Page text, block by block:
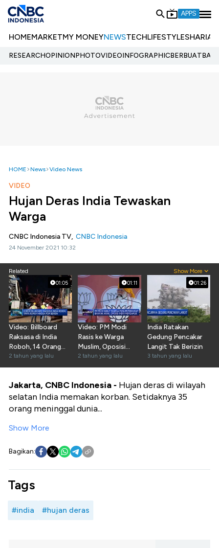
APPS
HOMEMARKETMY MONEYNEWSTECHLIFESTYLESHARIA
RESEARCHOPINIONPHOTOVIDEOINFOGRAPHIC
HOME News Video News
VIDEO
Hujan Deras India Tewaskan
Warga
CNBC Indonesia TV, CNBC Indonesia
24 November 2021 10:32
Related Show More
01:05
Video: Billboard
Raksasa di India
Roboh, 14 Orang
Tewas
2 tahun yang lalu
01:11
Video: PM Modi
Rasis ke Warga
Muslim, Oposisi
India Ngamuk
2 tahun yang lalu
01:26
India Ratakan
Gedung Pencakar
Langit Tak Berizin
3 tahun yang lalu
Jakarta, CNBC Indonesia - Hujan deras di wilayah
selatan India memakan korban. Setidaknya 35
orang meninggal dunia...
Show More
Bagikan:
Tags
#india #hujan deras